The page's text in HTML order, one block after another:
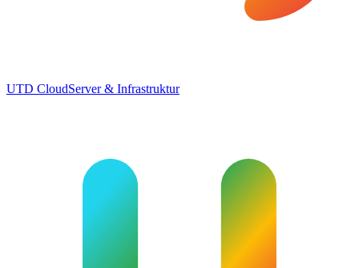
UTD CloudServer & Infrastruktur